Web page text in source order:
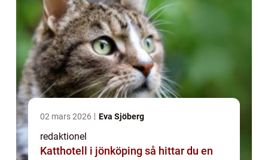
02 mars 2026 Eva Sjöberg
redaktionel
Katthotell i jönköping så hittar du en